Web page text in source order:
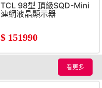
TCL 98型 頂級SQD-Mini
連網液晶顯示器
$ 151990
看更多